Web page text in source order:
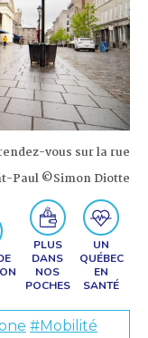
vous sur la rue
Paul ©Simon Diotte
PLUS
DANS
NOS
POCHES
UN
QUÉBEC
EN
SANTÉ
#Mobilité